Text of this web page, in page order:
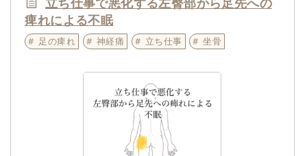
痺れによる不眠
足の痺れ 神経痛 立ち仕事 坐骨